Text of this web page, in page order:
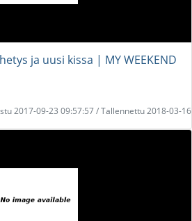
ja uusi kissa | MY WEEKEND
2017-09-23 09:57:57 / Tallennettu 2018-03-16